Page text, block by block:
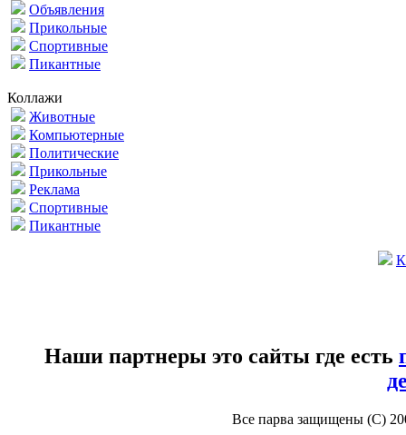
Объявления
Прикольные
Спортивные
Пикантные
Коллажи
Животные
Компьютерные
Политические
Прикольные
Реклама
Спортивные
Пикантные
Наши партнеры это сайты где есть
Все парва защищены (С)